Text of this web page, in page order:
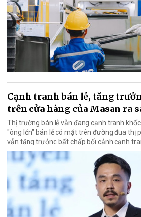
Cạnh tranh bán lẻ, tăng
trên cửa hàng của Masan ra
Thị trường bán lẻ vẫn đang cạnh tranh
"ông lớn" bán lẻ có mặt trên đường đua thị
vẫn tăng trưởng bất chấp bối cảnh cạnh